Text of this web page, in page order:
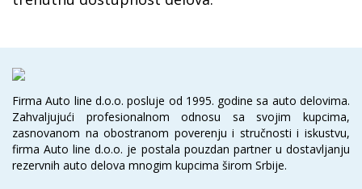
Firma Auto line d.o.o. posluje od 1995. godine sa auto delovima.
Zahvaljujući profesionalnom odnosu sa svojim kupcima,
zasnovanom na obostranom poverenju i stručnosti i iskustvu,
firma Auto line d.o.o. je postala pouzdan partner u dostavljanju
rezervnih auto delova mnogim kupcima širom Srbije.